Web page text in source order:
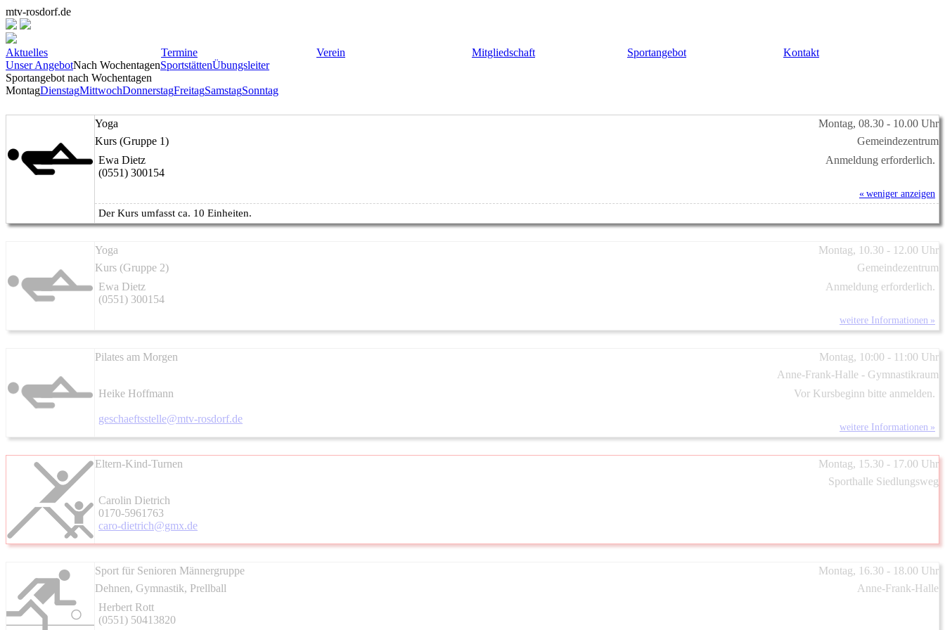
mtv-rosdorf.de
Aktuelles Termine Verein Mitgliedschaft Sportangebot
Kontakt
Unser AngebotNach WochentagenSportstättenÜbungsleiter
Sportangebot nach Wochentagen
MontagDienstagMittwochDonnerstagFreitagSamstagSonntag
Yoga
Montag, 08.30 - 10.00 Uhr
Kurs (Gruppe 1)
Gemeindezentrum
Ewa Dietz
(0551) 300154
Anmeldung erforderlich.
« weniger anzeigen
Der Kurs umfasst ca. 10 Einheiten.
Yoga
Montag, 10.30 - 12.00 Uhr
Kurs (Gruppe 2)
Gemeindezentrum
Ewa Dietz
(0551) 300154
Anmeldung erforderlich.
weitere Informationen »
Pilates am Morgen
Montag, 10:00 - 11:00 Uhr
Anne-Frank-Halle - Gymnastikraum
Heike Hoffmann
geschaeftsstelle@mtv-rosdorf.de
Vor Kursbeginn bitte anmelden.
weitere Informationen »
Eltern-Kind-Turnen
Montag, 15.30 - 17.00 Uhr
Sporthalle Siedlungsweg
Carolin Dietrich
0170-5961763
caro-dietrich@gmx.de
Sport für Senioren Männergruppe
Montag, 16.30 - 18.00 Uhr
Dehnen, Gymnastik, Prellball
Anne-Frank-Halle
Herbert Rott
(0551) 50413820